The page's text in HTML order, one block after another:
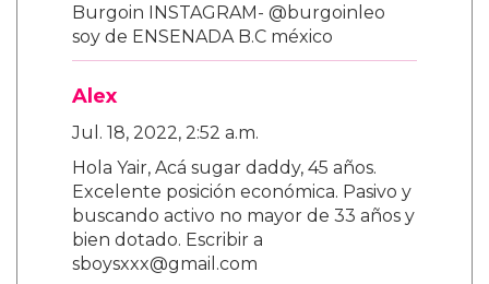
Burgoin INSTAGRAM- @burgoinleo
soy de ENSENADA B.C méxico
Alex
Jul. 18, 2022, 2:52 a.m.
Hola Yair, Acá sugar daddy, 45 años.
Excelente posición económica. Pasivo y
buscando activo no mayor de 33 años y
bien dotado. Escribir a
sboysxxx@gmail.com